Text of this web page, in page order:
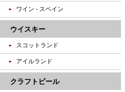
ワイン - スペイン
ウイスキー
スコットランド
アイルランド
クラフトビール